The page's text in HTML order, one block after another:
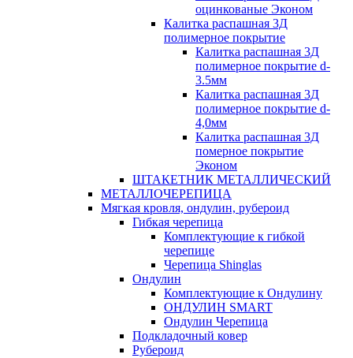
оцинкованые Эконом
Калитка распашная 3Д
полимерное покрытие
Калитка распашная 3Д
полимерное покрытие d-
3.5мм
Калитка распашная 3Д
полимерное покрытие d-
4,0мм
Калитка распашная 3Д
померное покрытие
Эконом
ШТАКЕТНИК МЕТАЛЛИЧЕСКИЙ
МЕТАЛЛОЧЕРЕПИЦА
Мягкая кровля, ондулин, рубероид
Гибкая черепица
Комплектующие к гибкой
черепице
Черепица Shinglas
Ондулин
Комплектующие к Ондулину
ОНДУЛИН SMART
Ондулин Черепица
Подкладочный ковер
Рубероид